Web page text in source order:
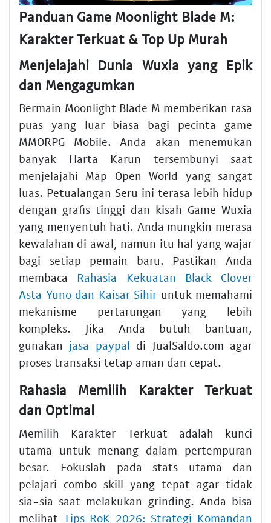
Panduan Game Moonlight Blade M:
Karakter Terkuat & Top Up Murah
Menjelajahi Dunia Wuxia yang Epik
dan Mengagumkan
Bermain Moonlight Blade M memberikan rasa
puas yang luar biasa bagi pecinta game
MMORPG Mobile. Anda akan menemukan
banyak Harta Karun tersembunyi saat
menjelajahi Map Open World yang sangat
luas. Petualangan Seru ini terasa lebih hidup
dengan grafis tinggi dan kisah Game Wuxia
yang menyentuh hati. Anda mungkin merasa
kewalahan di awal, namun itu hal yang wajar
bagi setiap pemain baru. Pastikan Anda
membaca Rahasia Kekuatan Black Clover
Asta Yuno dan Kaisar Sihir untuk memahami
mekanisme pertarungan yang lebih
kompleks. Jika Anda butuh bantuan,
gunakan jasa paypal di JualSaldo.com agar
proses transaksi tetap aman dan cepat.
Rahasia Memilih Karakter Terkuat
dan Optimal
Memilih Karakter Terkuat adalah kunci
utama untuk menang dalam pertempuran
besar. Fokuslah pada stats utama dan
pelajari combo skill yang tepat agar tidak
sia-sia saat melakukan grinding. Anda bisa
melihat Tips RoK 2026: Strategi Komandan